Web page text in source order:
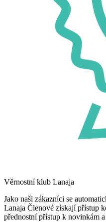
Věrnostní klub Lanaja
Jako naši zákazníci se
Lanaja Členové získají přístup
přednostní přístup k novinkám